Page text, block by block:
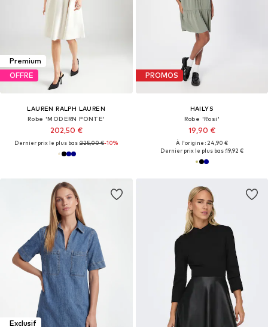
Premium
OFFRE
LAUREN RALPH LAUREN
Robe 'MODERN PONTE'
202,50 €
Dernier prix le plus bas :225,00 €-10%
PROMOS
HAILYS
Robe 'Rosi'
19,90 €
À l'origine : 24,90 €
Dernier prix le plus bas :19,92 €
Exclusif